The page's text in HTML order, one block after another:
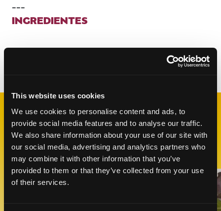
This website uses cookies
We use cookies to personalise content and ads, to
provide social media features and to analyse our traffic.
We also share information about your use of our site with
our social media, advertising and analytics partners who
may combine it with other information that you’ve
provided to them or that they’ve collected from your use
of their services.
---
INGREDIENTES
RECETAS
RELACIONADAS